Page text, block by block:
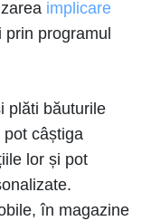
implicare
programul
plăti băuturile
pot câștiga
lor și pot
în magazine